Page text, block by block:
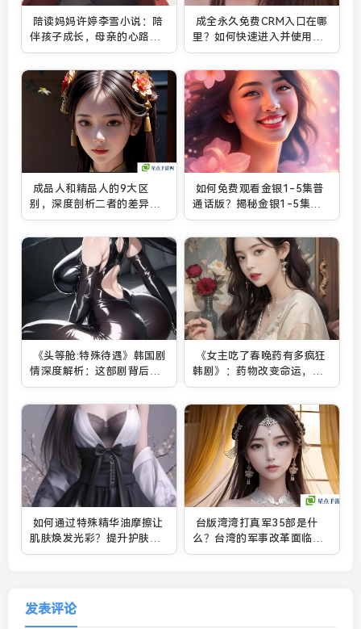
陪读妈妈许婷李雪小说：陪
伴孩子成长，母亲的心路历
程与教育的深刻思考
成全永久免费CRM入口在哪
里？如何快速进入并使用该
系统？
成品人和精品人的9大区
别，深度剖析二者的差异与
特点
如何免费观看金银1-5集普
通话版？揭秘金银1-5集剧
情与观众关注点！
《头等舱:特殊待遇》韩国剧
情深度解析：这部剧背后的
社会隐喻你看懂了吗？
《女主吃了春晚药有多疯狂
韩剧》：药物改变命运，疯
狂背后的真实意义
如何通过特殊精华油摩擦让
肌肤焕发光彩？提升护肤效
果的技巧大揭秘
台版湾湾打真军35部是什
么？台湾的军事改革面临哪
些挑战与前景？
发表评论